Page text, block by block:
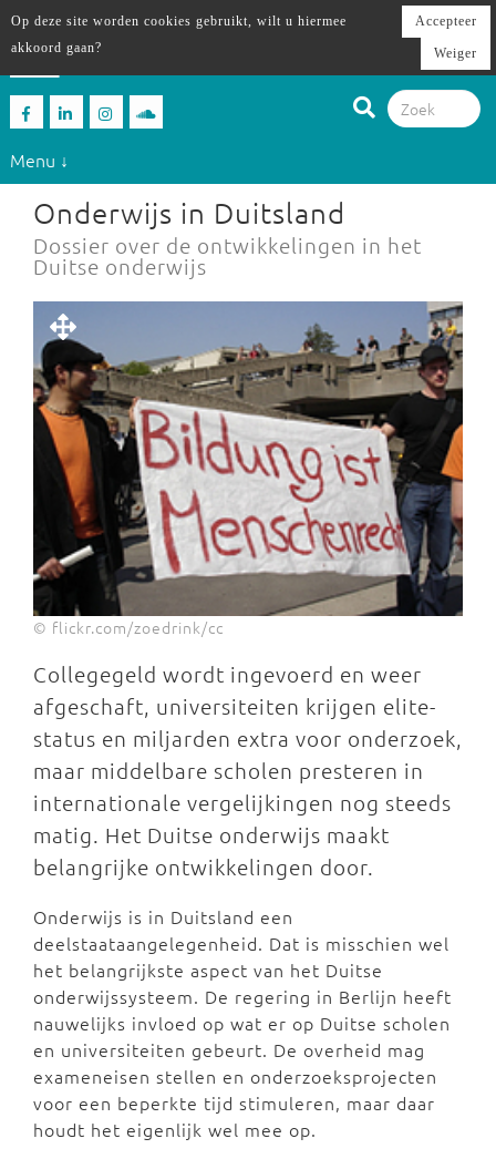
Menu ↓
Onderwijs in Duitsland
Dossier over de ontwikkelingen in het
Duitse onderwijs
© flickr.com/zoedrink/cc
Collegegeld wordt ingevoerd en weer
afgeschaft, universiteiten krijgen elite-
status en miljarden extra voor onderzoek,
maar middelbare scholen presteren in
internationale vergelijkingen nog steeds
matig. Het Duitse onderwijs maakt
belangrijke ontwikkelingen door.
Onderwijs is in Duitsland een
deelstaataangelegenheid. Dat is misschien wel
het belangrijkste aspect van het Duitse
onderwijssysteem. De regering in Berlijn heeft
nauwelijks invloed op wat er op Duitse scholen
en universiteiten gebeurt. De overheid mag
exameneisen stellen en onderzoeksprojecten
voor een beperkte tijd stimuleren, maar daar
houdt het eigenlijk wel mee op.
Op deze site worden cookies gebruikt, wilt u hiermee
akkoord gaan?
Accepteer
Weiger